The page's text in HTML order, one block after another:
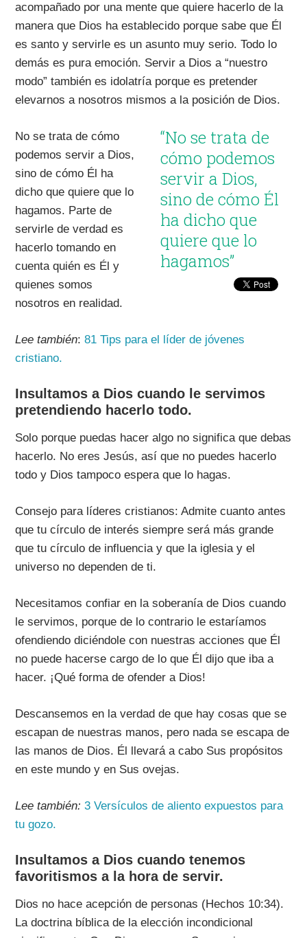
acompañado por una mente que quiere hacerlo de la
manera que Dios ha establecido porque sabe que Él
es santo y servirle es un asunto muy serio. Todo lo
demás es pura emoción. Servir a Dios a “nuestro
modo” también es idolatría porque es pretender
elevarnos a nosotros mismos a la posición de Dios.
“No se trata de
cómo podemos
servir a Dios,
sino de cómo Él
ha dicho que
quiere que lo
hagamos”
No se trata de cómo
podemos servir a Dios,
sino de cómo Él ha
dicho que quiere que lo
hagamos. Parte de
servirle de verdad es
hacerlo tomando en
cuenta quién es Él y
quienes somos
nosotros en realidad.
Lee también:81 Tips para el líder de jóvenes
cristiano.
Insultamos a Dios cuando le servimos
pretendiendo hacerlo todo.
Solo porque puedas hacer algo no significa que debas
hacerlo. No eres Jesús, así que no puedes hacerlo
todo y Dios tampoco espera que lo hagas.
Consejo para líderes cristianos: Admite cuanto antes
que tu círculo de interés siempre será más grande
que tu círculo de influencia y que la iglesia y el
universo no dependen de ti.
Necesitamos confiar en la soberanía de Dios cuando
le servimos, porque de lo contrario le estaríamos
ofendiendo diciéndole con nuestras acciones que Él
no puede hacerse cargo de lo que Él dijo que iba a
hacer. ¡Qué forma de ofender a Dios!
Descansemos en la verdad de que hay cosas que se
escapan de nuestras manos, pero nada se escapa de
las manos de Dios. Él llevará a cabo Sus propósitos
en este mundo y en Sus ovejas.
Lee también: 3 Versículos de aliento expuestos para
tu gozo.
Insultamos a Dios cuando tenemos
favoritismos a la hora de servir.
Dios no hace acepción de personas (Hechos 10:34).
La doctrina bíblica de la elección incondicional